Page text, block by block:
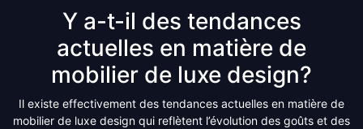
Y a-t-il des tendances
actuelles en matière de
mobilier de luxe design?
Il existe effectivement des tendances actuelles en matière de
mobilier de luxe design qui reflètent l’évolution des goûts et des